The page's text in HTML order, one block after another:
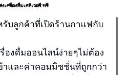
งเครื่องดื่มเดลิเวอรี ฟรี
บลูกค้าที่เปิดร้านกาแฟกับ
องดื่มออนไลน์ง่ายๆไม่ต้อง
าและค่าคอมมิชชั่นที่ถูกกว่า